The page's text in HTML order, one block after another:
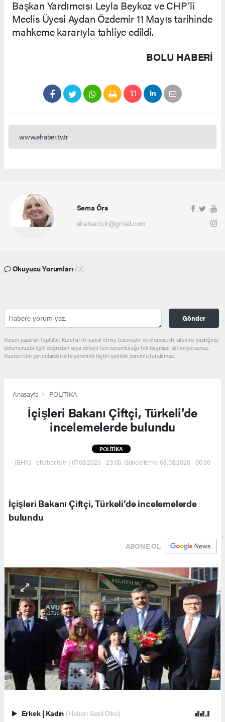
Başkan Yardımcısı Leyla Beykoz ve CHP’li
Meclis Üyesi Aydan Özdemir 11 Mayıs tarihinde
mahkeme kararıyla tahliye edildi.
BOLU HABERİ
www.ehaber.tv.tr
Sema Örs
ehaber.tv.tr@gmail.com
Okuyucu Yorumları (0)
Gönder
Yorum yazarak Topluluk Kuralları’nı kabul etmiş bulunuyor ve ehaber.tv.tr sitesine yaptığınız
yorumunuzla ilgili doğrudan veya dolaylı tüm sorumluluğu tek başınıza üstleniyorsunuz.
Yazılan tüm yorumlardan site yönetimi hiçbir şekilde sorumlu tutulamaz.
Anasayfa POLİTİKA
İçişleri Bakanı Çiftçi, Türkeli’de
incelemelerde bulundu
POLİTİKA
(EHA) - ehaber.tv.tr | 07.08.2026 - 23:00, Güncelleme: 08.08.2026 - 00:30
İçişleri Bakanı Çiftçi, Türkeli’de incelemelerde
bulundu
ABONE OL
Erkek | Kadın (Haberi Sesli Oku)